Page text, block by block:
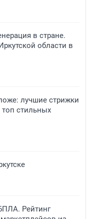
в стране.
области в
лучшие стрижки
стильных
Рейтинг